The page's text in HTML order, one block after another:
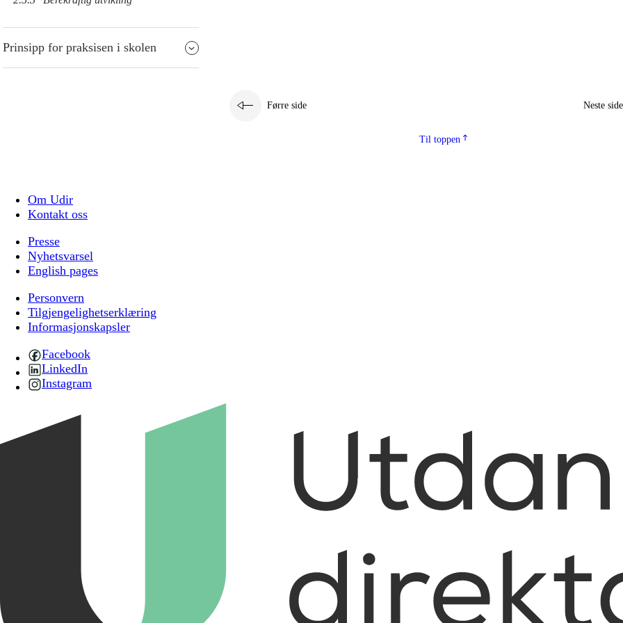
Prinsipp for praksisen i skolen
Førre side Neste side
Til toppen
Om Udir
Kontakt oss
Presse
Nyhetsvarsel
English pages
Personvern
Tilgjengelighetserklæring
Informasjonskapsler
Facebook
LinkedIn
Instagram